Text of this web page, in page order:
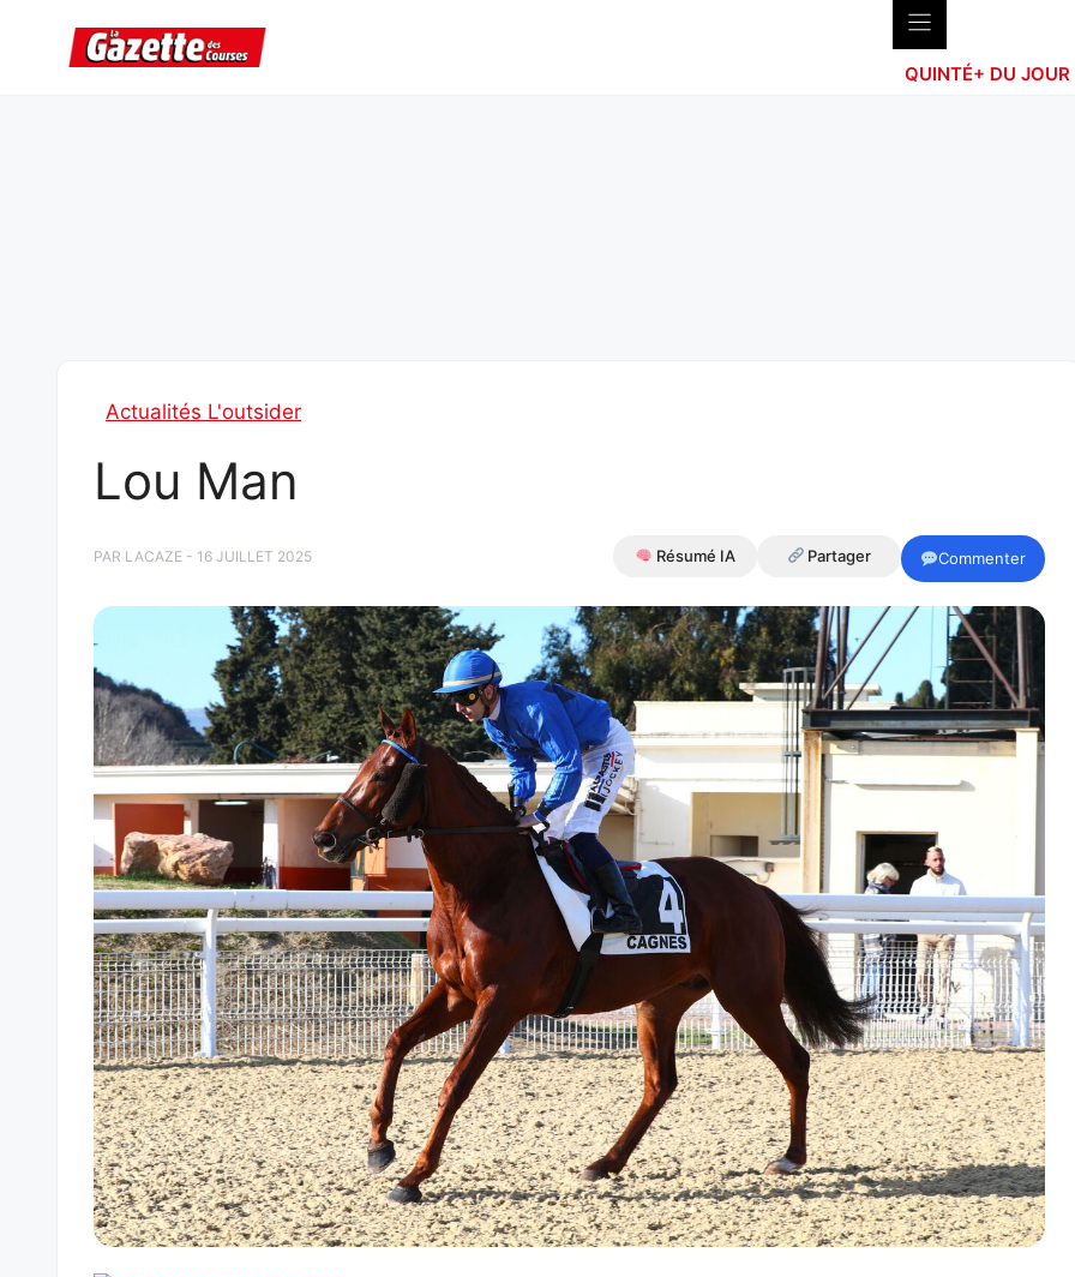
contenu
QUINTÉ+ DU JOUR
Actualités L'outsider
Lou Man
PAR LACAZE - 16 JUILLET 2025 Résumé IA Partager Commenter